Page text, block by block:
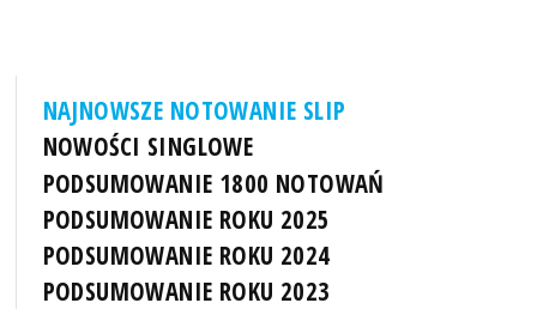
NAJNOWSZE NOTOWANIE SLIP
NOWOŚCI SINGLOWE
PODSUMOWANIE 1800 NOTOWAŃ
PODSUMOWANIE ROKU 2025
PODSUMOWANIE ROKU 2024
PODSUMOWANIE ROKU 2023